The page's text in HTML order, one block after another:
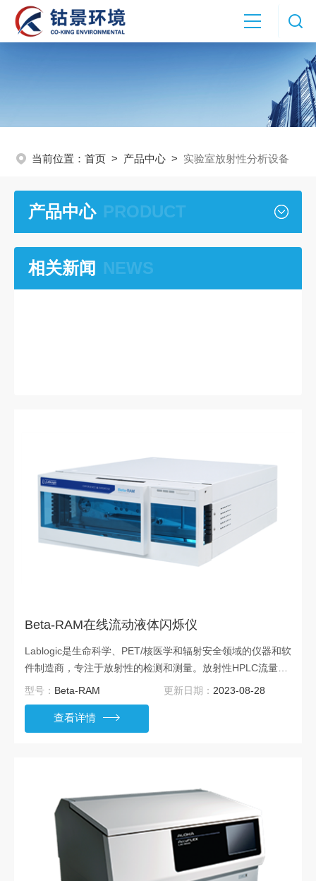
当前位置： 首页 > 产品中心 > 实验室放射性分析设备
PRODUCT
产品中心
NEWS
相关新闻
Beta-RAM在线流动液体闪烁仪
Lablogic是生命科学、PET/核医学和辐射安全领域的仪器和软
件制造商，专注于放射性的检测和测量。放射性HPLC流量检
测器，经过30多年的发展并被全球数以千计的研究人员使
家带来了方向。
型号： Beta-RAM 更新日期： 2023-08-28
查看详情